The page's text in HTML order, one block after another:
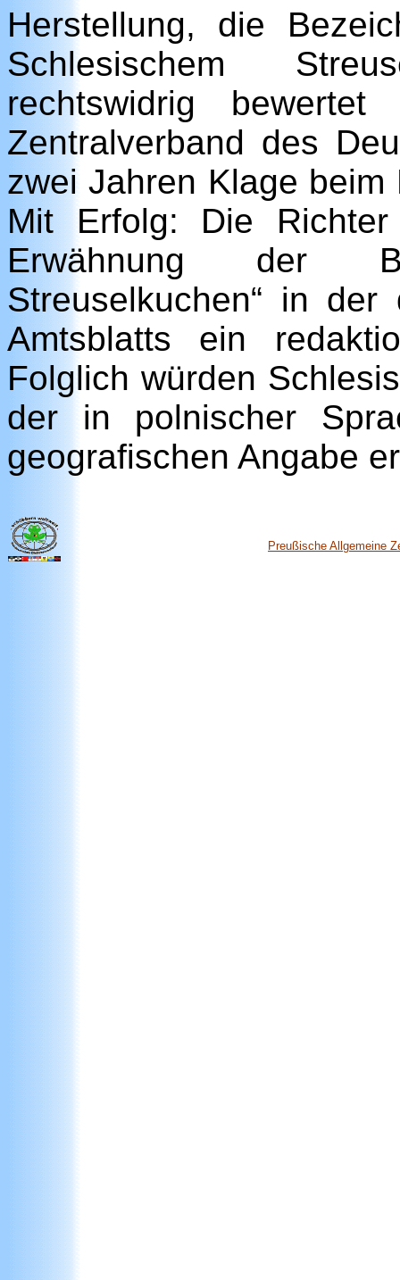
Herstellung, die
Schlesischem
rechtswidrig
Zentralverband des
zwei Jahren Klage
Mit Erfolg: Die
Erwähnung der
Streuselkuchen“ in
Amtsblatts ein
Folglich würden
der in polnischer
geografischen Angabe
Preußische Allgemeine